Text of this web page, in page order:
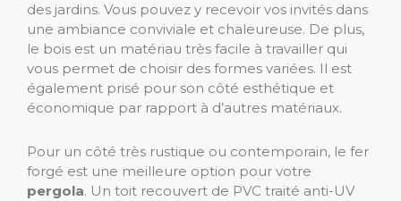
des jardins. Vous pouvez y recevoir vos invités dans
une ambiance conviviale et chaleureuse. De plus,
le bois est un matériau très facile à travailler qui
vous permet de choisir des formes variées. Il est
également prisé pour son côté esthétique et
économique par rapport à d’autres matériaux.
Pour un côté très rustique ou contemporain, le fer
forgé est une meilleure option pour votre
pergola. Un toit recouvert de PVC traité anti-UV